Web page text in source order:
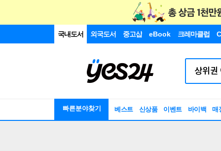
국내도서 외국도서 중고샵 eBook 크레마클럽
빠른분야찾기 베스트 신상품 이벤트 바이백 매